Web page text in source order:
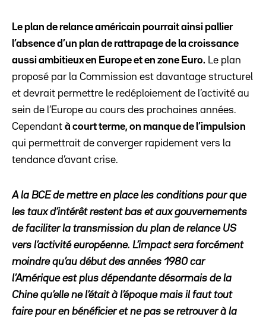
Le plan de relance américain pourrait ainsi pallier
l’absence d’un plan de rattrapage de la croissance
aussi ambitieux en Europe et en zone Euro. Le plan
proposé par la Commission est davantage structurel
et devrait permettre le redéploiement de l’activité au
sein de l’Europe au cours des prochaines années.
Cependant à court terme, on manque de l’impulsion
qui permettrait de converger rapidement vers la
tendance d’avant crise.
A la BCE de mettre en place les conditions pour que
les taux d’intérêt restent bas et aux gouvernements
de faciliter la transmission du plan de relance US
vers l’activité européenne. L’impact sera forcément
moindre qu’au début des années 1980 car
l’Amérique est plus dépendante désormais de la
Chine qu’elle ne l’était à l’époque mais il faut tout
faire pour en bénéficier et ne pas se retrouver à la